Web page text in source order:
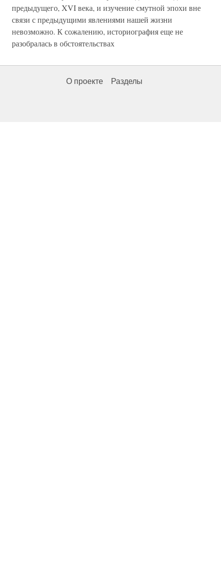
предыдущего, XVI века, и изучение смутной эпохи вне
связи с предыдущими явлениями нашей жизни
невозможно. К сожалению, историография еще не
разобралась в обстоятельствах
О проекте Разделы